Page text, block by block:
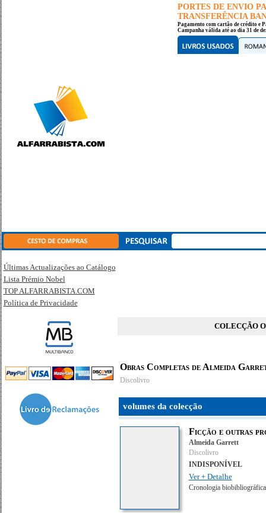
PORTES DE ENVIO
TRANSFERÊNCIA
Pagamento com cartão de crédito e
Campanha válida até ao dia 31 de
Últimas Actualizações ao Catálogo
Lista Prémio Nobel
TOP ALFARRABISTA.COM
Política de Privacidade
COLECÇÃO
Obras Completas de Almeida
Discolivro
volumes da colecção
Ficção e outras
Almeida Garrett
Discolivro
INDISPONÍVEL
Ver + Detalhe
Cronologia